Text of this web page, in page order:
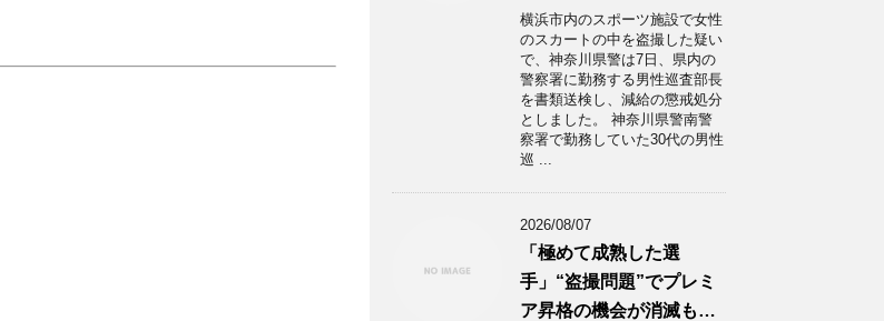
横浜市内のスポーツ施設で女性
のスカートの中を盗撮した疑い
で、神奈川県警は7日、県内の
警察署に勤務する男性巡査部長
を書類送検し、減給の懲戒処分
としました。 神奈川県警南警
察署で勤務していた30代の男性
巡 ...
2026/08/07
「極めて成熟した選
手」“盗撮問題”でプレミ
ア昇格の機会が消滅も…